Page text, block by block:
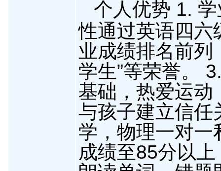
个人优势 1.
性通过英语四六
业成绩排名前列
学生”等荣誉。
基础，热爱运动
与孩子建立信任
学，物理一对一
成绩至85分以